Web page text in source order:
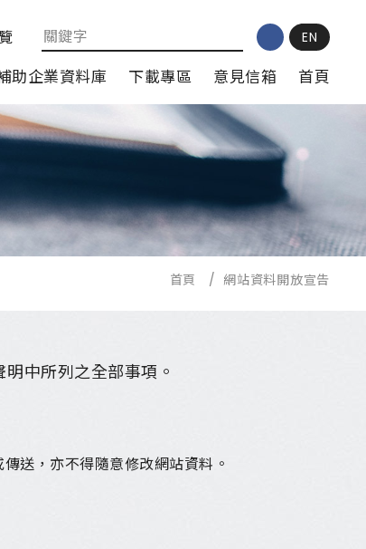
EN
助企業資料庫 下載專區 意見信箱 首頁
首頁 / 網站資料開放宣告
中所列之全部事項。
送，亦不得隨意修改網站資料。